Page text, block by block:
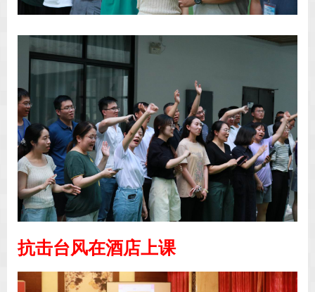
抗击台风在酒店上课